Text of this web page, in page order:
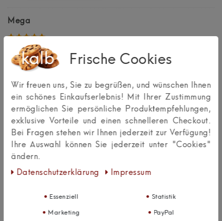
Mega
Auswahl: 3er Set warmweiß
Super einfach zum installieren und auch vom
ein/ausschalten. Dimmen funktioniert super.
Macht super Licht von hell bis dunkel.
Vero Antwort hinzufügen
Absolut empfehlenswert! ????????
Auswahl: 3er Set warmweiß
wirklich eine verdient. Das Produkt ist absolut
empfehlenswert. Optik und Funktion einfach top. Wir
Frische Cookies
Wir freuen uns, Sie zu begrüßen, und wünschen Ihnen
ein schönes Einkaufserlebnis! Mit Ihrer Zustimmung
ermöglichen Sie persönliche Produktempfehlungen,
exklusive Vorteile und einen schnelleren Checkout.
Bei Fragen stehen wir Ihnen jederzeit zur Verfügung!
Ihre Auswahl können Sie jederzeit unter "Cookies"
ändern.
Daten­schutz­erklärung
Impressum
Essenziell Statistik
Marketing PayPal